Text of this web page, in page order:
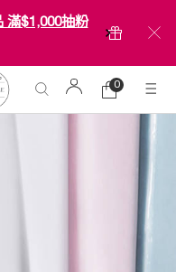
滿$1,000抽粉
購
物
0
0 product in